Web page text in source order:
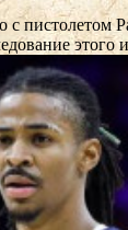
с пистолетом
этого